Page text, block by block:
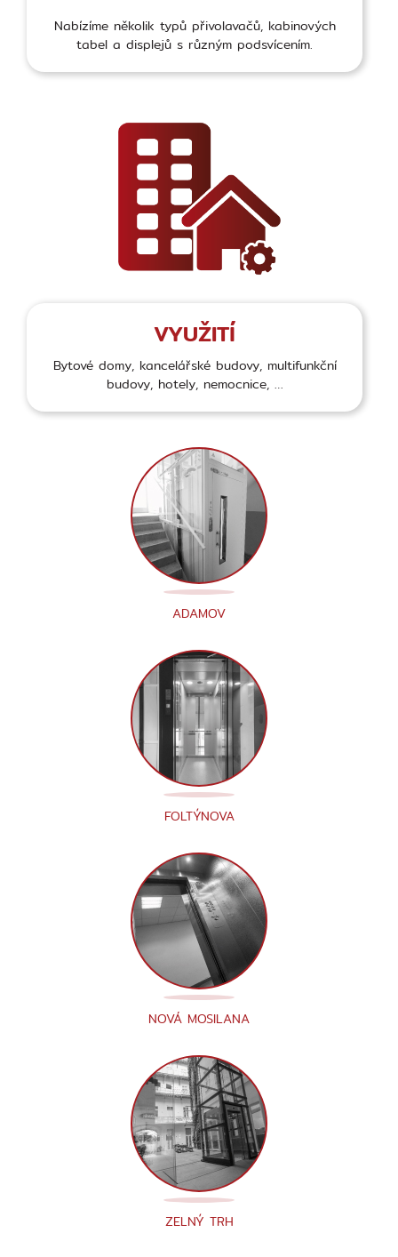
Nabízíme několik typů přivolavačů, kabinových
tabel a displejů s různým podsvícením.
VYUŽITÍ
Bytové domy, kancelářské budovy, multifunkční
budovy, hotely, nemocnice, …
ADAMOV
FOLTÝNOVA
NOVÁ MOSILANA
ZELNÝ TRH